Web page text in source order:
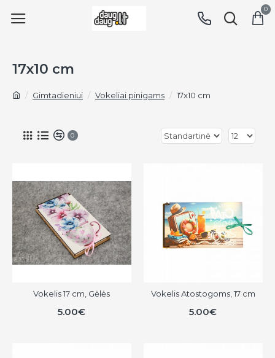
0
Gimtadieniui Vokeliai pinigams 17x10 cm
17x10 cm
0
Vokelis 17 cm, Gėlės
5.00€
Vokelis Atostogoms, 17 cm
5.00€